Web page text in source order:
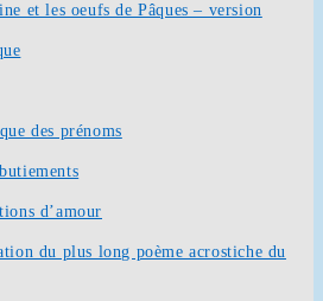
et les oeufs de Pâques – version
des prénoms
d’amour
du plus long poème acrostiche du